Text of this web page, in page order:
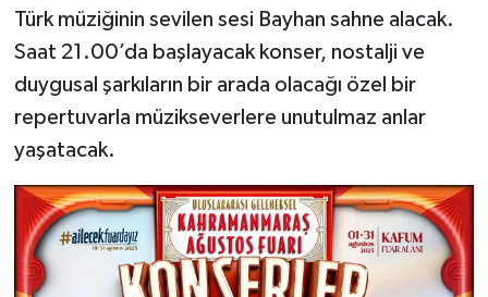
Türk müziğinin sevilen sesi Bayhan sahne alacak.
Saat 21.00’da başlayacak konser, nostalji ve
duygusal şarkıların bir arada olacağı özel bir
repertuvarla müzikseverlere unutulmaz anlar
yaşatacak.